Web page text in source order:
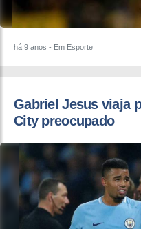
há 9 anos - Em Esporte
Gabriel Jesus viaja
City preocupado